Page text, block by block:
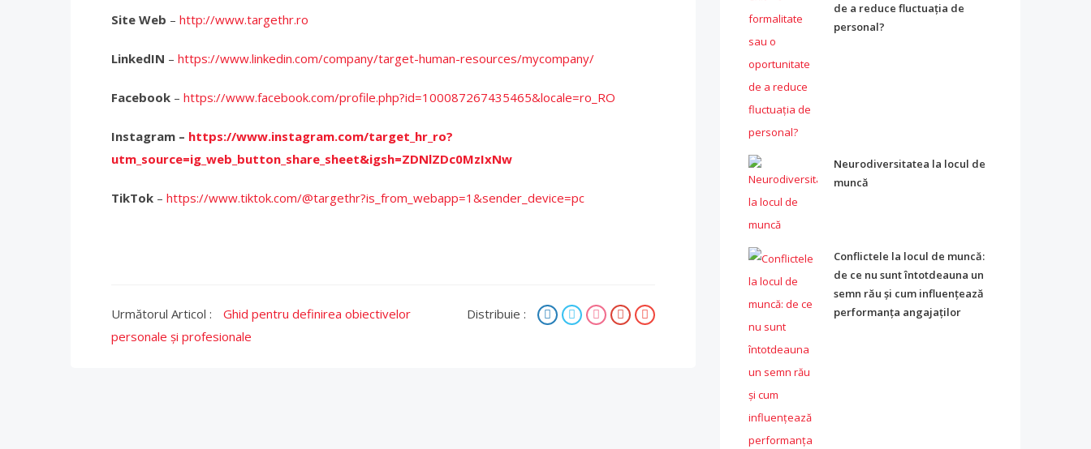
Site Web – http://www.targethr.ro
LinkedIN – https://www.linkedin.com/company/target-human-resources/mycompany/
Facebook – https://www.facebook.com/profile.php?id=100087267435465&locale=ro_RO
Instagram – https://www.instagram.com/target_hr_ro?
utm_source=ig_web_button_share_sheet&igsh=ZDNlZDc0MzIxNw
TikTok – https://www.tiktok.com/@targethr?is_from_webapp=1&sender_device=pc
Următorul Articol :
Ghid pentru definirea obiectivelor
personale și profesionale
Distribuie :
de a reduce fluctuația de
personal?
Neurodiversitatea la locul de
muncă
Conflictele la locul de muncă:
de ce nu sunt întotdeauna un
semn rău și cum influențează
performanța angajaților